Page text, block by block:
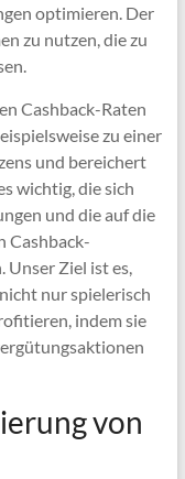
optimieren. Der
zu nutzen, die zu
Cashback-Raten
zu einer
und bereichert
wichtig, die sich
und die auf die
Cashback-
Ziel ist es,
nur spielerisch
indem sie
von